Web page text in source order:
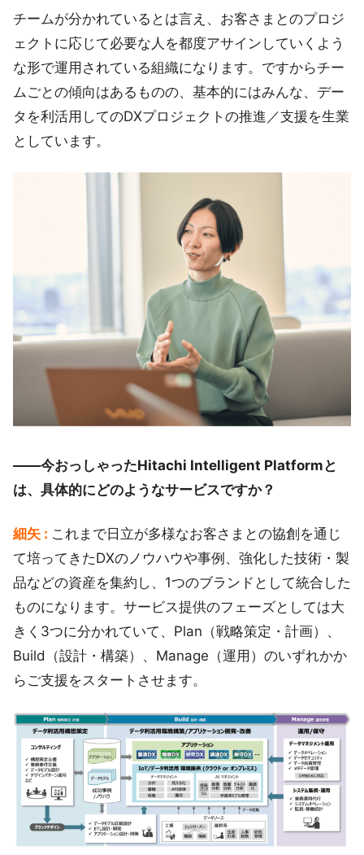
チームが分かれているとは言え、お客さまとのプロジ
ェクトに応じて必要な人を都度アサインしていくよう
な形で運用されている組織になります。ですからチー
ムごとの傾向はあるものの、基本的にはみんな、デー
タを利活用してのDXプロジェクトの推進／支援を生業
としています。
――今おっしゃったHitachi Intelligent Platformと
は、具体的にどのようなサービスですか？
細矢 : これまで日立が多様なお客さまとの協創を通じ
て培ってきたDXのノウハウや事例、強化した技術・製
品などの資産を集約し、1つのブランドとして統合した
ものになります。サービス提供のフェーズとしては大
きく3つに分かれていて、Plan（戦略策定・計画）、
Build（設計・構築）、Manage（運用）のいずれかか
らご支援をスタートさせます。